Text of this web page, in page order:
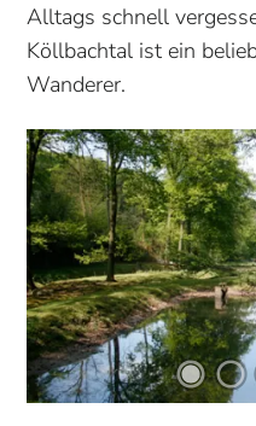
Alltags schnell
Köllbachtal ist ein
Wanderer.